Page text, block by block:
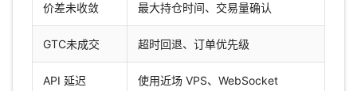
价差未收敛 最大持仓时间、交易量确认
GTC未成交 超时回退、订单优先级
API 延迟 使用近场 VPS、WebSocket